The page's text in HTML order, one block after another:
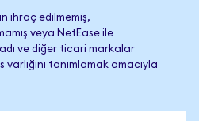
ihraç edilmemiş,
veya NetEase ile
ve diğer ticari markalar
tanımlamak amacıyla